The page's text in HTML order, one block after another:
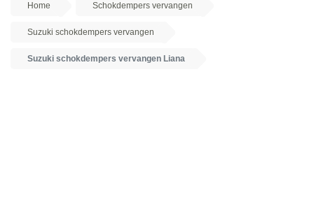
Home Schokdempers vervangen
Suzuki schokdempers vervangen
Suzuki schokdempers vervangen Liana